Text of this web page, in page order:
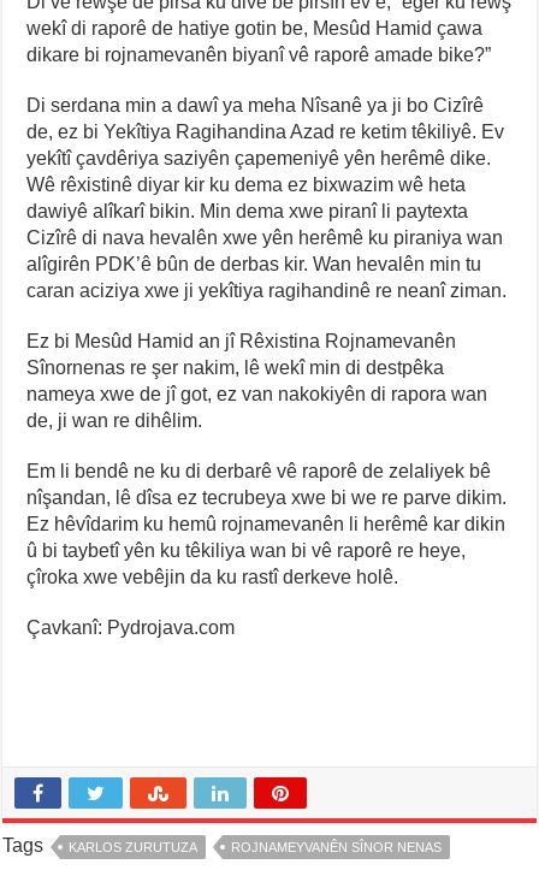
wekî di raporê de hatiye gotin be, Mesûd Hamid çawa
dikare bi rojnamevanên biyanî vê raporê amade bike?”
Di serdana min a dawî ya meha Nîsanê ya ji bo Cizîrê
de, ez bi Yekîtiya Ragihandina Azad re ketim têkiliyê. Ev
yekîtî çavdêriya saziyên çapemeniyê yên herêmê dike.
Wê rêxistinê diyar kir ku dema ez bixwazim wê heta
dawiyê alîkarî bikin. Min dema xwe piranî li paytexta
Cizîrê di nava hevalên xwe yên herêmê ku piraniya wan
alîgirên PDK’ê bûn de derbas kir. Wan hevalên min tu
caran aciziya xwe ji yekîtiya ragihandinê re neanî ziman.
Ez bi Mesûd Hamid an jî Rêxistina Rojnamevanên
Sînornenas re şer nakim, lê wekî min di destpêka
nameya xwe de jî got, ez van nakokiyên di rapora wan
de, ji wan re dihêlim.
Em li bendê ne ku di derbarê vê raporê de zelaliyek bê
nîşandan, lê dîsa ez tecrubeya xwe bi we re parve dikim.
Ez hêvîdarim ku hemû rojnamevanên li herêmê kar dikin
û bi taybetî yên ku têkiliya wan bi vê raporê re heye,
çîroka xwe vebêjin da ku rastî derkeve holê.
Çavkanî: Pydrojava.com
Tags KARLOS ZURUTUZA ROJNAMEYVANÊN SÎNOR NENAS